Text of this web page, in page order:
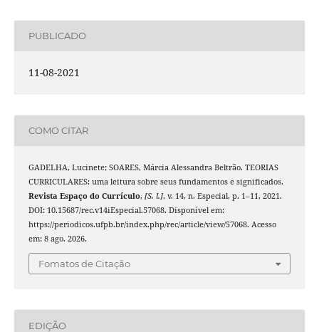
PUBLICADO
11-08-2021
COMO CITAR
GADELHA, Lucinete; SOARES, Márcia Alessandra Beltrão. TEORIAS
CURRICULARES: uma leitura sobre seus fundamentos e significados.
Revista Espaço do Currículo, [S. l.], v. 14, n. Especial, p. 1–11, 2021.
DOI: 10.15687/rec.v14iEspecial.57068. Disponível em:
https://periodicos.ufpb.br/index.php/rec/article/view/57068. Acesso
em: 8 ago. 2026.
Fomatos de Citação
EDIÇÃO